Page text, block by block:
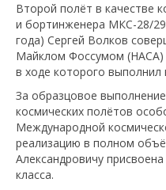
Второй полёт в
и бортинженера МКС-28/
года) Сергей Волков
Майклом Фоссумом
в ходе которого
За образцовое
космических полётов
Международной
реализацию в полном
Александровичу
класса.